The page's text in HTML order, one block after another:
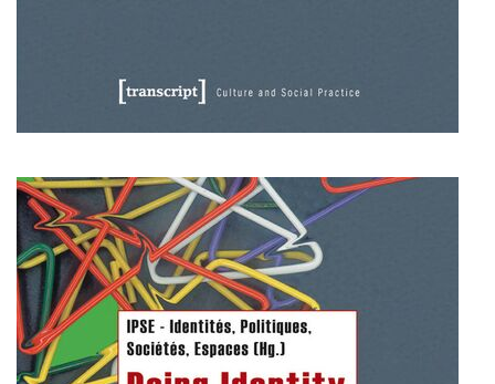
„Border Studies. Cultures, Spaces,
Universität Flensburg, Viadrina
Universität Frankfurt (Oder),
Universität Lothringen, Universität
des Saarlandes und Universität
Duisburg-Essen
Doppelpromotion an der Universität
des Saarlandes und Universität